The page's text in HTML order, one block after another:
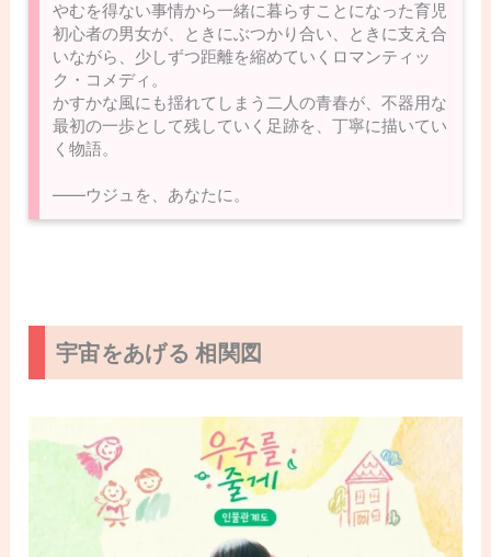
やむを得ない事情から一緒に暮らすことになった育児
初心者の男女が、ときにぶつかり合い、ときに支え合
いながら、少しずつ距離を縮めていくロマンティッ
ク・コメディ。
かすかな風にも揺れてしまう二人の青春が、不器用な
最初の一歩として残していく足跡を、丁寧に描いてい
く物語。
――ウジュを、あなたに。
宇宙をあげる 相関図